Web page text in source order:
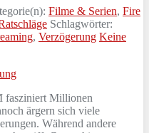
Filme & Serien, Fire
Schlagwörter:
, Verzögerung Keine
fasziniert Millionen
ärgern sich viele
Während andere